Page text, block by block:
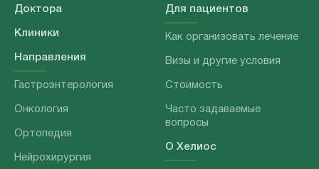
Доктора
Клиники
Направления
Гастроэнтерология
Онкология
Ортопедия
Нейрохирургия
Для пациентов
Как организовать лечение
Визы и другие условия
Стоимость
Часто задаваемые
вопросы
О Хелиос